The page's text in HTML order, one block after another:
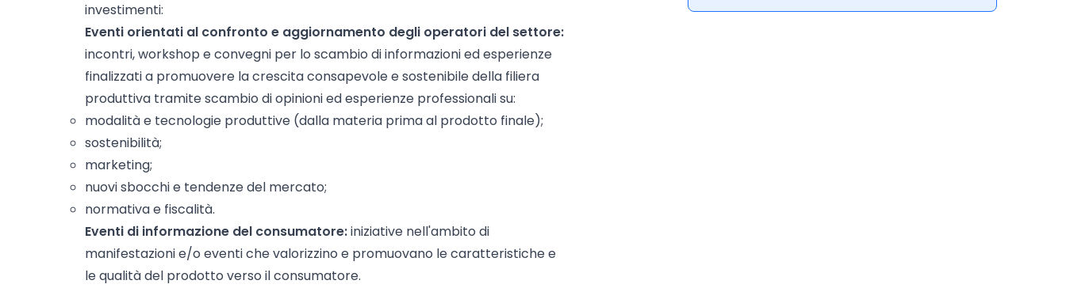
investimenti:
Eventi orientati al confronto e aggiornamento degli operatori del settore:
incontri, workshop e convegni per lo scambio di informazioni ed esperienze
finalizzati a promuovere la crescita consapevole e sostenibile della filiera
produttiva tramite scambio di opinioni ed esperienze professionali su:
modalità e tecnologie produttive (dalla materia prima al prodotto finale);
sostenibilità;
marketing;
nuovi sbocchi e tendenze del mercato;
normativa e fiscalità.
Eventi di informazione del consumatore:iniziative nell'ambito di
manifestazioni e/o eventi che valorizzino e promuovano le caratteristiche e
le qualità del prodotto verso il consumatore.